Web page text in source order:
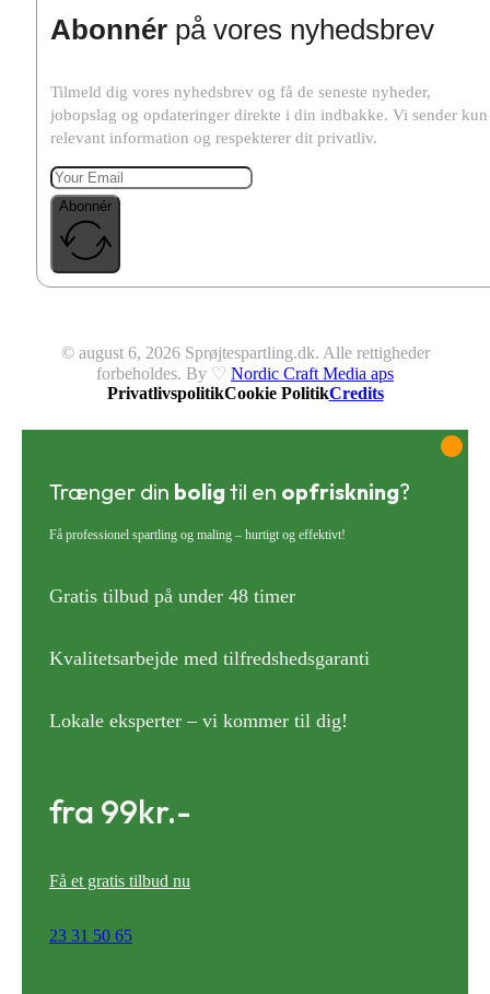
Abonnér på vores nyhedsbrev
Tilmeld dig vores nyhedsbrev og få de seneste nyheder,
jobopslag og opdateringer direkte i din indbakke. Vi sender kun
relevant information og respekterer dit privatliv.
Abonnér
© august 6, 2026 Sprøjtespartling.dk. Alle rettigheder
forbeholdes. By ♡ Nordic Craft Media aps
PrivatlivspolitikCookie PolitikCredits
Trænger din bolig til en opfriskning?
Få professionel spartling og maling – hurtigt og effektivt!
Gratis tilbud på under 48 timer
Kvalitetsarbejde med tilfredshedsgaranti
Lokale eksperter – vi kommer til dig!
fra 99kr.-
Få et gratis tilbud nu
23 31 50 65